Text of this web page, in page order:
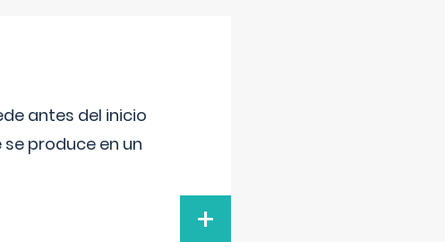
antes del inicio
produce en un
+